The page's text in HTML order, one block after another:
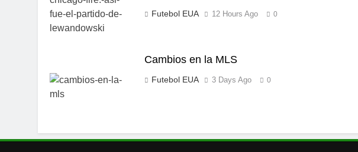
Futebol EUA 12 Hours Ago 0
Cambios en la MLS
Futebol EUA 3 Days Ago 0